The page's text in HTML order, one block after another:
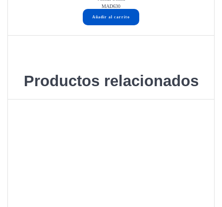
MAD630
Añadir al carrito
Productos relacionados